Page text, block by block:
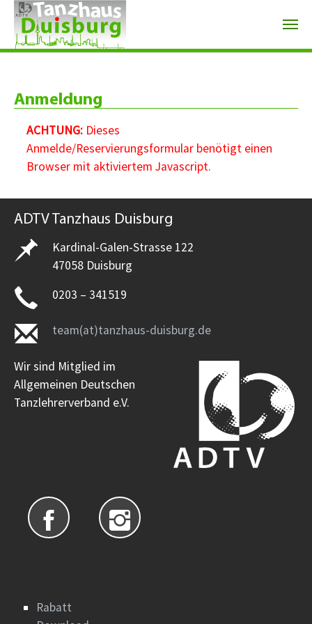
Zum Hauptinhalt springen
Anmeldung
ACHTUNG:Dieses
Anmelde/Reservierungsformular benötigt einen
Browser mit aktiviertem Javascript.
ADTV Tanzhaus Duisburg
Kardinal-Galen-Strasse 122
47058 Duisburg
0203 – 341519
team(at)tanzhaus-duisburg.de
Wir sind Mitglied im
Allgemeinen Deutschen
Tanzlehrerverband e.V.
Rabatt